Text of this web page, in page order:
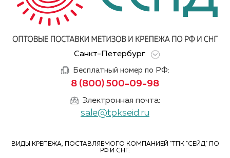
Санкт-Петербург
Бесплатный номер по РФ:
8 (800) 500-09-98
Электронная почта:
sale@tpkseid.ru
ВИДЫ КРЕПЕЖА, ПОСТАВЛЯЕМОГО КОМПАНИЕЙ "ТПК "СЕЙД" ПО
РФ И СНГ:
Доставка
Услуги
Информация